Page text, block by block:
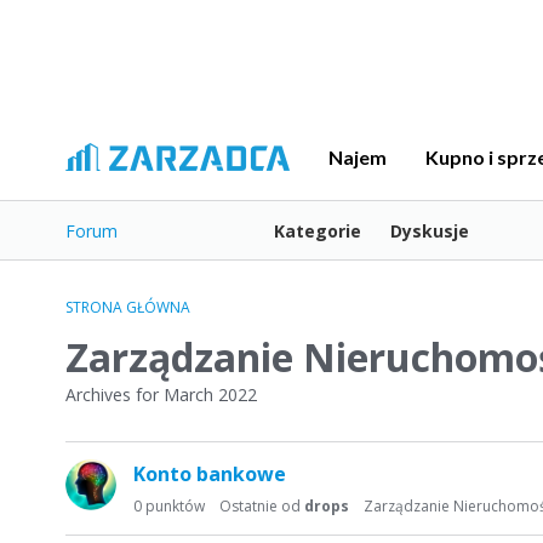
Najem Kupno i
Forum Kategorie Dyskusje
STRONA GŁÓWNA
Zarządzanie
Archives for March 2022
i
s
t
Konto bankowe
0 punktów Ostatnie od drops Zarządzanie